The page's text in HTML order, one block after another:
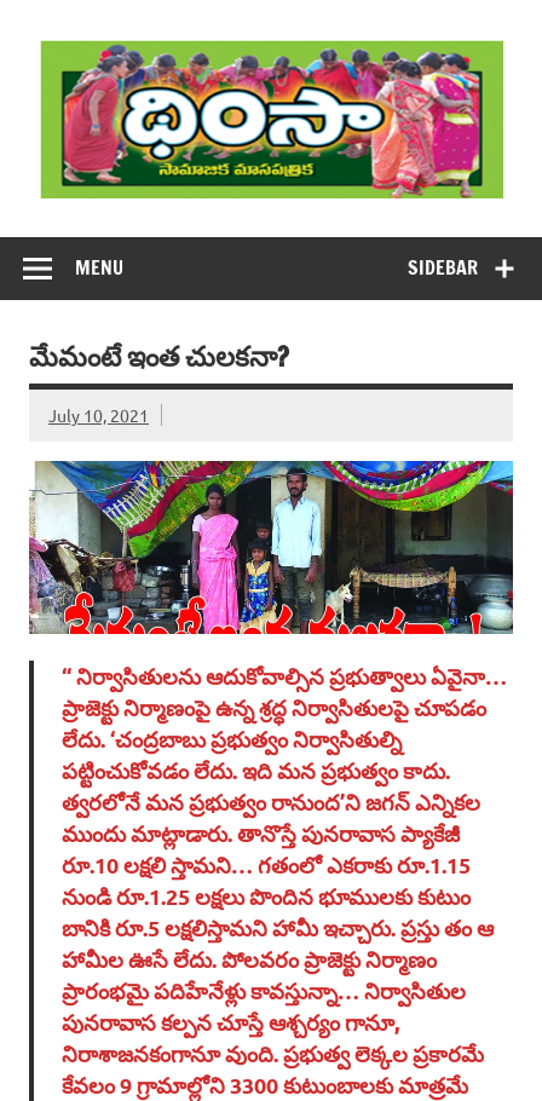
content
DHIMSA
SIDEBAR
MENU
మేమంటే ఇంత చులకనా?
July 10, 2021
‘‘ నిర్వాసితులను ఆదుకోవాల్సిన ప్రభుత్వాలు ఏవైనా…
ప్రాజెక్టు నిర్మాణంపై ఉన్న శ్రద్ధ నిర్వాసితులపై చూపడం
లేదు. ‘చంద్రబాబు ప్రభుత్వం నిర్వాసితుల్ని
పట్టించుకోవడం లేదు. ఇది మన ప్రభుత్వం కాదు.
త్వరలోనే మన ప్రభుత్వం రానుంద’ని జగన్‌ ఎన్నికల
ముందు మాట్లాడారు. తానొస్తే పునరావాస ప్యాకేజీ
రూ.10 లక్షలి స్తామని… గతంలో ఎకరాకు రూ.1.15
నుండి రూ.1.25 లక్షలు పొందిన భూములకు కుటుం
బానికి రూ.5 లక్షలిస్తామని హామీ ఇచ్చారు. ప్రస్తు తం ఆ
హామీల ఊసే లేదు. పోలవరం ప్రాజెక్టు నిర్మాణం
ప్రారంభమై పదిహేనేళ్లు కావస్తున్నా… నిర్వాసితుల
పునరావాస కల్పన చూస్తే ఆశ్చర్యం గానూ,
నిరాశాజనకంగానూ వుంది. ప్రభుత్వ లెక్కల ప్రకారమే
కేవలం 9 గ్రామాల్లోని 3300 కుటుంబాలకు మాత్రమే